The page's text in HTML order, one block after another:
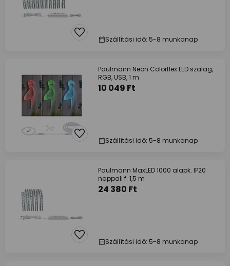
Szállítási idő: 5-8 munkanap
Paulmann Neon Colorflex LED szalag,
RGB, USB, 1 m
10 049 Ft
Szállítási idő: 5-8 munkanap
Paulmann MaxLED 1000 alapk. IP20
nappali f. 1,5 m
24 380 Ft
Szállítási idő: 5-8 munkanap